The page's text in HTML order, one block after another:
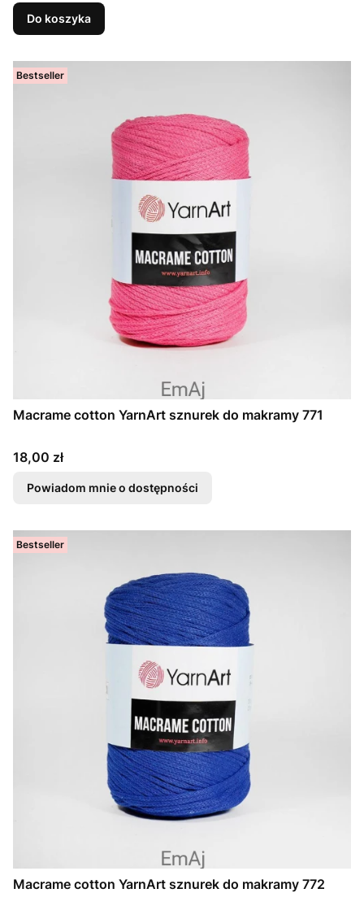
Do koszyka
Bestseller
Macrame cotton YarnArt sznurek do makramy 771
Cena
18,00 zł
Powiadom mnie o dostępności
Bestseller
Macrame cotton YarnArt sznurek do makramy 772